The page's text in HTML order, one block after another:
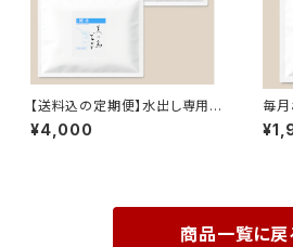
【送料込の定期便】水出し専用
博多 美の島ブレンド ［５０g×４
個入］2パック
¥4,000
毎月
g【豆
商品一覧に戻